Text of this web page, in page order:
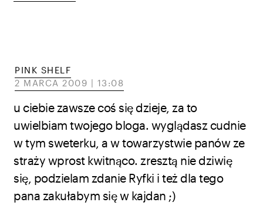
PINK SHELF
2 MARCA 2009 | 13:08
u ciebie zawsze coś się dzieje, za to
uwielbiam twojego bloga. wyglądasz cudnie
w tym sweterku, a w towarzystwie panów ze
straży wprost kwitnąco. zresztą nie dziwię
się, podzielam zdanie Ryfki i też dla tego
pana zakułabym się w kajdan ;)